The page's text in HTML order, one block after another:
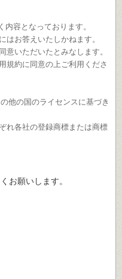
容となっております。
お答えいたしかねます。
いただいたとみなします。
規約に同意の上ご利用くださ
他の国のライセンスに基づき
れ各社の登録商標または商標
お願いします。